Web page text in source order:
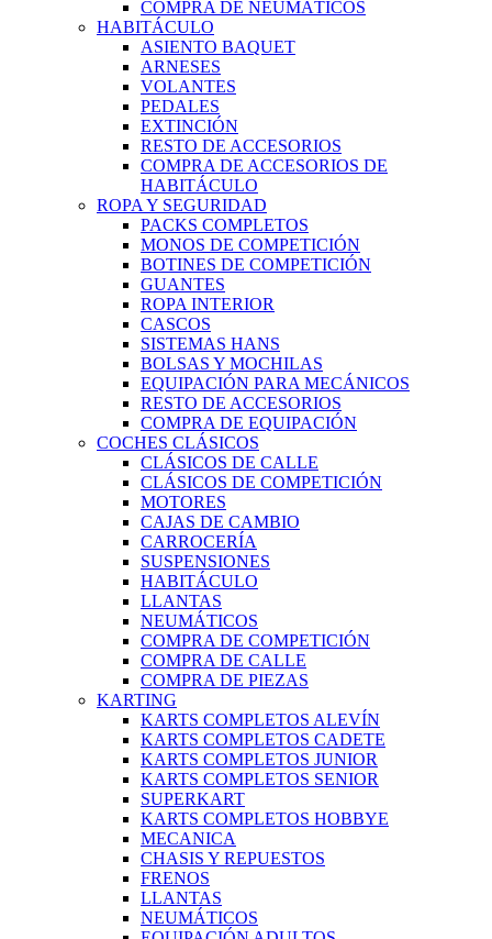
COMPRA DE NEUMÁTICOS
HABITÁCULO
ASIENTO BAQUET
ARNESES
VOLANTES
PEDALES
EXTINCIÓN
RESTO DE ACCESORIOS
COMPRA DE ACCESORIOS DE
HABITÁCULO
ROPA Y SEGURIDAD
PACKS COMPLETOS
MONOS DE COMPETICIÓN
BOTINES DE COMPETICIÓN
GUANTES
ROPA INTERIOR
CASCOS
SISTEMAS HANS
BOLSAS Y MOCHILAS
EQUIPACIÓN PARA MECÁNICOS
RESTO DE ACCESORIOS
COMPRA DE EQUIPACIÓN
COCHES CLÁSICOS
CLÁSICOS DE CALLE
CLÁSICOS DE COMPETICIÓN
MOTORES
CAJAS DE CAMBIO
CARROCERÍA
SUSPENSIONES
HABITÁCULO
LLANTAS
NEUMÁTICOS
COMPRA DE COMPETICIÓN
COMPRA DE CALLE
COMPRA DE PIEZAS
KARTING
KARTS COMPLETOS ALEVÍN
KARTS COMPLETOS CADETE
KARTS COMPLETOS JUNIOR
KARTS COMPLETOS SENIOR
SUPERKART
KARTS COMPLETOS HOBBYE
MECANICA
CHASIS Y REPUESTOS
FRENOS
LLANTAS
NEUMÁTICOS